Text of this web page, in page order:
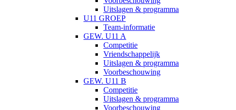
Uitslagen & programma
U11 GROEP
Team-informatie
GEW. U11 A
Competitie
Vriendschappelijk
Uitslagen & programma
Voorbeschouwing
GEW. U11 B
Competitie
Uitslagen & programma
Voorbeschouwing